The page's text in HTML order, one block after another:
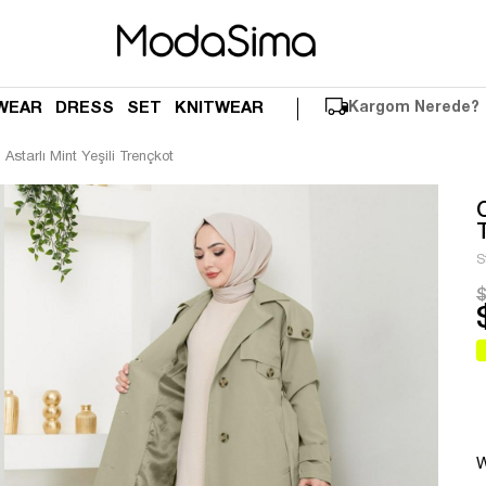
DRESS SET KNITWEAR Kargom Nerede?
Astarlı Mint Yeşili Trençkot